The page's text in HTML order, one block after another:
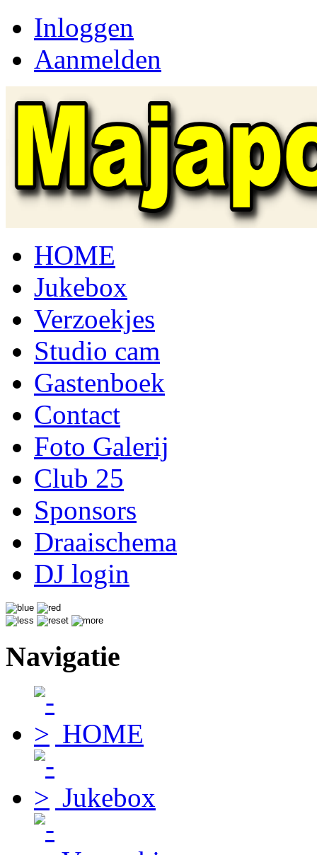
Inloggen
Aanmelden
HOME
Jukebox
Verzoekjes
Studio cam
Gastenboek
Contact
Foto Galerij
Club 25
Sponsors
Draaischema
DJ login
Navigatie
HOME
Jukebox